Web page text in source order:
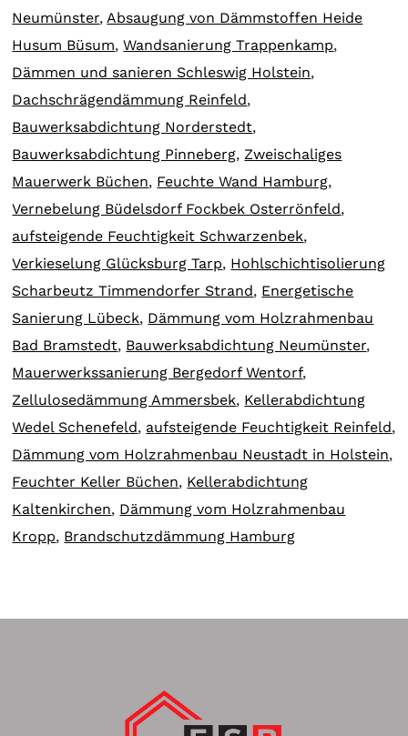
Neumünster, Absaugung von Dämmstoffen Heide
Husum Büsum,Wandsanierung Trappenkamp,
Dämmen und sanieren Schleswig Holstein,
Dachschrägendämmung Reinfeld,
Bauwerksabdichtung Norderstedt,
Bauwerksabdichtung Pinneberg, Zweischaliges
Mauerwerk Büchen, Feuchte Wand Hamburg,
Vernebelung Büdelsdorf Fockbek Osterrönfeld,
aufsteigende Feuchtigkeit Schwarzenbek,
Verkieselung Glücksburg Tarp, Hohlschichtisolierung
Scharbeutz Timmendorfer Strand, Energetische
Sanierung Lübeck, Dämmung vom Holzrahmenbau
Bad Bramstedt, Bauwerksabdichtung Neumünster,
Mauerwerkssanierung Bergedorf Wentorf,
Zellulosedämmung Ammersbek, Kellerabdichtung
Wedel Schenefeld, aufsteigende Feuchtigkeit Reinfeld,
Dämmung vom Holzrahmenbau Neustadt in Holstein,
Feuchter Keller Büchen, Kellerabdichtung
Kaltenkirchen, Dämmung vom Holzrahmenbau
Kropp, Brandschutzdämmung Hamburg